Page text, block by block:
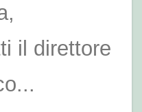
il direttore